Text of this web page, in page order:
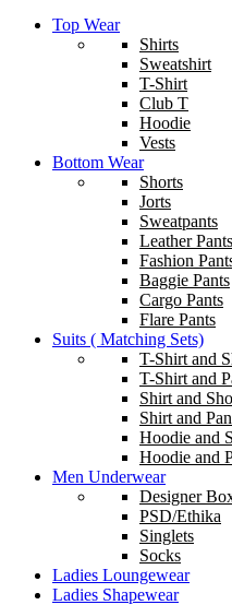
Top Wear
Shirts
Sweatshirt
T-Shirt
Club T
Hoodie
Vests
Bottom Wear
Shorts
Jorts
Sweatpants
Leather Pants
Fashion
Baggie Pants
Cargo Pants
Flare Pants
Suits ( Matching Sets)
T-Shirt and
T-Shirt and
Shirt and
Shirt and
Hoodie and
Hoodie and
Men Underwear
Designer
PSD/Ethika
Singlets
Socks
Ladies Loungewear
Ladies Shapewear